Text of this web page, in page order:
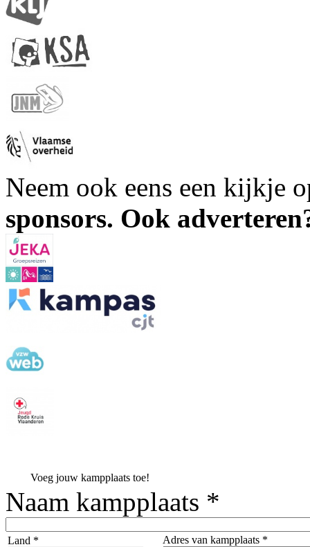
Neem ook eens een kijkje
sponsors. Ook
Voeg jouw kampplaats toe!
Naam kampplaats *
Land * Adres van kampplaats *